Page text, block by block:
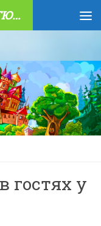
МАДОУ Д/С №134 ГОРОДА ТЮМЕНИ
гостях у